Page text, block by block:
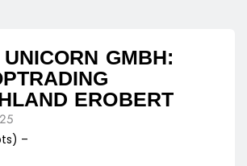
GMBH:
EROBERT
–